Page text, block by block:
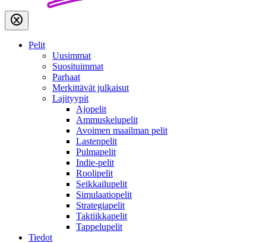
Pelit
Uusimmat
Suosituimmat
Parhaat
Merkittävät julkaisut
Lajityypit
Ajopelit
Ammuskelupelit
Avoimen maailman pelit
Lastenpelit
Pulmapelit
Indie-pelit
Roolipelit
Seikkailupelit
Simulaatiopelit
Strategiapelit
Taktiikkapelit
Tappelupelit
Tiedot